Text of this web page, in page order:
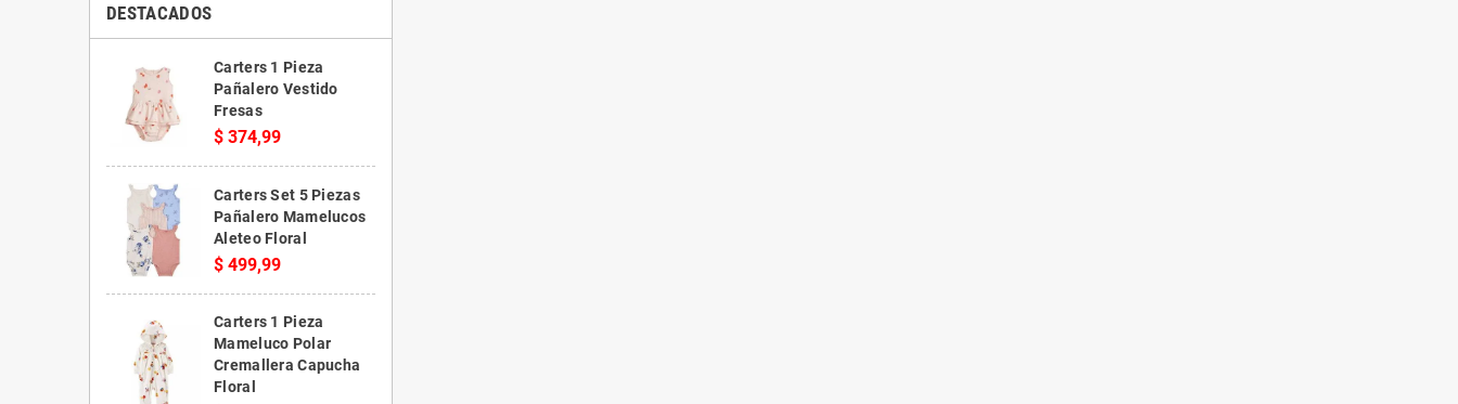
DESTACADOS
Carters 1 Pieza
Pañalero Vestido
Fresas
$ 374,99
Carters Set 5 Piezas
Pañalero Mamelucos
Aleteo Floral
$ 499,99
Carters 1 Pieza
Mameluco Polar
Cremallera Capucha
Floral